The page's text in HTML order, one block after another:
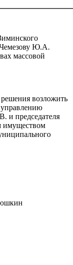
Чемезову Ю.А.
массовой
возложить
управлению
и председателя
имуществом